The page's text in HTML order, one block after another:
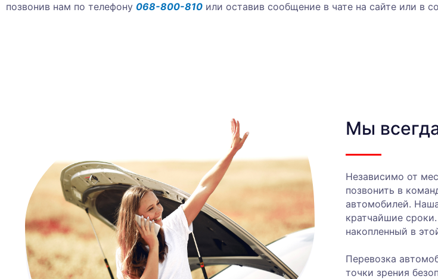
позвонив нам по телефону 068-800-810 или оставив сообщение в чате на сайте или в
Мы
Независимо от
позвонить в
автомобилей.
кратчайшие
накопленный в
Перевозка
точки зрения